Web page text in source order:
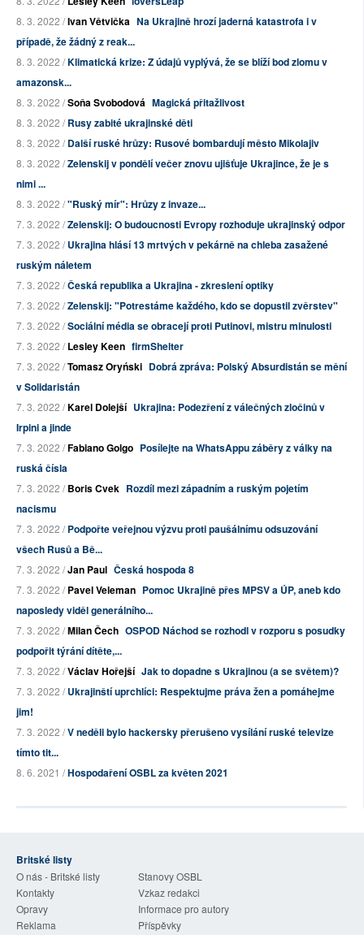
8. 3. 2022 /Ivan Větvička Na Ukrajině hrozí jaderná katastrofa i v
případě, že žádný z reak...
8. 3. 2022 /Klimatická krize: Z údajů vyplývá, že se blíží bod zlomu v
amazonsk...
8. 3. 2022 /Soňa Svobodová Magická přitažlivost
8. 3. 2022 /Rusy zabité ukrajinské děti
8. 3. 2022 /Další ruské hrůzy: Rusové bombardují město Mikolajiv
8. 3. 2022 /Zelenskij v pondělí večer znovu ujišťuje Ukrajince, že je s
nimi ...
8. 3. 2022 /"Ruský mír": Hrůzy z invaze...
7. 3. 2022 /Zelenskij: O budoucnosti Evropy rozhoduje ukrajinský odpor
7. 3. 2022 /Ukrajina hlásí 13 mrtvých v pekárně na chleba zasažené
ruským náletem
7. 3. 2022 /Česká republika a Ukrajina - zkreslení optiky
7. 3. 2022 /Zelenskij: "Potrestáme každého, kdo se dopustil zvěrstev"
7. 3. 2022 /Sociální média se obracejí proti Putinovi, mistru minulosti
7. 3. 2022 /Lesley Keen firmShelter
7. 3. 2022 /Tomasz Oryński Dobrá zpráva: Polský Absurdistán se mění
v Solidaristán
7. 3. 2022 /Karel Dolejší Ukrajina: Podezření z válečných zločinů v
Irpini a jinde
7. 3. 2022 /Fabiano Golgo Posílejte na WhatsAppu záběry z války na
ruská čísla
7. 3. 2022 /Boris Cvek Rozdíl mezi západním a ruským pojetím
nacismu
7. 3. 2022 /Podpořte veřejnou výzvu proti paušálnímu odsuzování
všech Rusů a Bě...
7. 3. 2022 /Jan Paul Česká hospoda 8
7. 3. 2022 /Pavel Veleman Pomoc Ukrajině přes MPSV a ÚP, aneb kdo
naposledy viděl generálního...
7. 3. 2022 /Milan Čech OSPOD Náchod se rozhodl v rozporu s posudky
podpořit týrání dítěte,...
7. 3. 2022 /Václav Hořejší Jak to dopadne s Ukrajinou (a se světem)?
7. 3. 2022 /Ukrajinští uprchlíci: Respektujme práva žen a pomáhejme
jim!
7. 3. 2022 /V neděli bylo hackersky přerušeno vysílání ruské televize
tímto tit...
8. 6. 2021 /Hospodaření OSBL za květen 2021
Britské listy
O nás - Britské listy
Stanovy OSBL
Kontakty
Vzkaz redakci
Opravy
Informace pro autory
Reklama
Příspěvky